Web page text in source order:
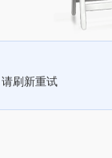
刷新重试